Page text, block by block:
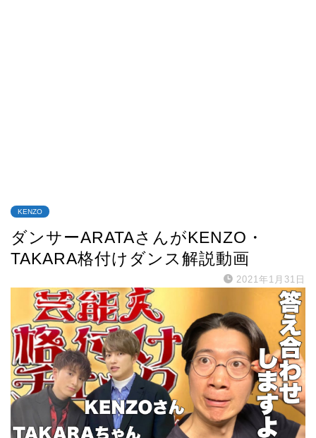
KENZO
ダンサーARATAさんがKENZO・
TAKARA格付けダンス解説動画
2021年1月31日